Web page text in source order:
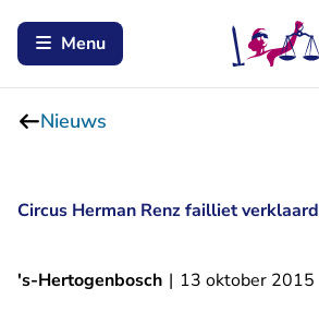
Menu
Nieuws
Circus Herman Renz failliet verklaard
's-Hertogenbosch | 13 oktober 2015